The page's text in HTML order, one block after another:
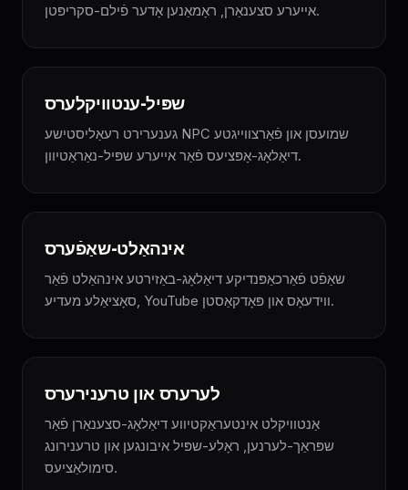
אייערע סצענאַרן, ראָמאַנען אָדער פֿילם-סקריפּטן.
שפּיל-ענטוויקלערס
גענערירט רעאַליסטישע NPC שמועסן און פֿאַרצווייגטע
דיאַלאָג-אָפּציעס פֿאַר אייערע שפּיל-נאַראַטיוון.
אינהאַלט-שאַפֿערס
שאַפֿט פֿאַרכאַפּנדיקע דיאַלאָג-באַזירטע אינהאַלט פֿאַר
סאָציאַלע מעדיע, YouTube ווידעאָס און פּאָדקאַסטן.
לערערס און טרענירערס
אַנטוויקלט אינטעראַקטיווע דיאַלאָג-סצענאַרן פֿאַר
שפּראַך-לערנען, ראָלע-שפּיל איבונגען און טרענירונג
סימולאַציעס.